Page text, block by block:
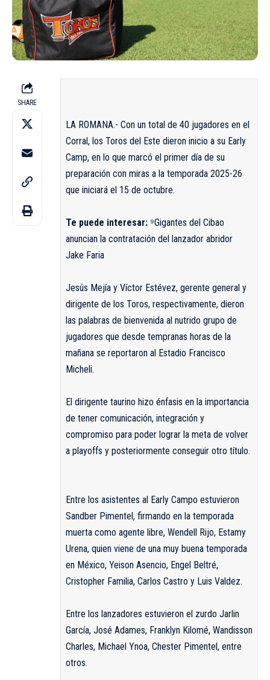
SHARE
LA ROMANA.- Con un total de 40 jugadores en el
Corral, los Toros del Este dieron inicio a su Early
Camp, en lo que marcó el primer día de su
preparación con miras a la temporada 2025-26
que iniciará el 15 de octubre.
Te puede interesar: ⁹Gigantes del Cibao
anuncian la contratación del lanzador abridor
Jake Faria
Jesús Mejía y Víctor Estévez, gerente general y
dirigente de los Toros, respectivamente, dieron
las palabras de bienvenida al nutrido grupo de
jugadores que desde tempranas horas de la
mañana se reportaron al Estadio Francisco
Micheli.
El dirigente taurino hizo énfasis en la importancia
de tener comunicación, integración y
compromiso para poder lograr la meta de volver
a playoffs y posteriormente conseguir otro título.
Entre los asistentes al Early Campo estuvieron
Sandber Pimentel, firmando en la temporada
muerta como agente libre, Wendell Rijo, Estamy
Urena, quien viene de una muy buena temporada
en México, Yeison Asencio, Engel Beltré,
Cristopher Familia, Carlos Castro y Luis Valdez.
Entre los lanzadores estuvieron el zurdo Jarlin
García, José Adames, Franklyn Kilomé, Wandisson
Charles, Michael Ynoa, Chester Pimentel, entre
otros.